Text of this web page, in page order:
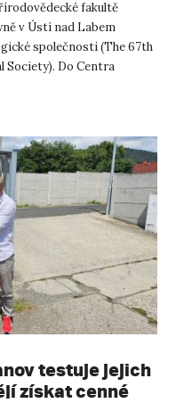
fakultě
v Ústí nad Labem
společnosti (The 67th
Society). Do Centra
testuje jejich
získat cenné